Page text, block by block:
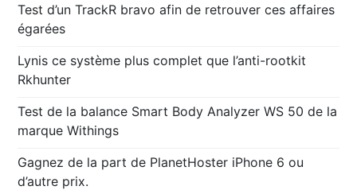
Test d’un TrackR bravo afin de retrouver ces affaires
égarées
Lynis ce système plus complet que l’anti-rootkit
Rkhunter
Test de la balance Smart Body Analyzer WS 50 de la
marque Withings
Gagnez de la part de PlanetHoster iPhone 6 ou
d’autre prix.